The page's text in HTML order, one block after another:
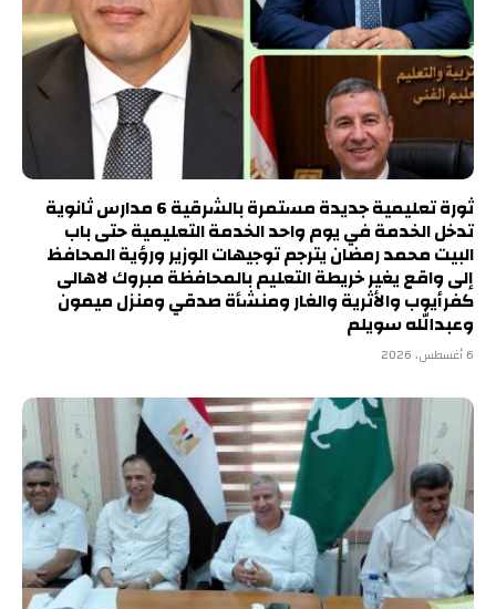
ثورة تعليمية جديدة مستمرة بالشرقية 6 مدارس ثانوية
تدخل الخدمة في يوم واحد الخدمة التعليمية حتى باب
البيت محمد رمضان يترجم توجيهات الوزير ورؤية المحافظ
إلى واقع يغير خريطة التعليم بالمحافظة مبروك لاهالى
كفرأيوب والأثرية والغار ومنشأة صدقي ومنزل ميمون
وعبدالله سويلم
6 أغسطس، 2026